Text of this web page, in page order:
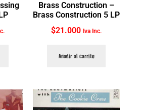
Brass Construction ‎–
Brass Construction 5 LP
$21.000 Iva Inc.
Añadir al carrito